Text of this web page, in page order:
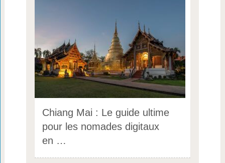
Chiang Mai : Le guide ultime
pour les nomades digitaux
en …